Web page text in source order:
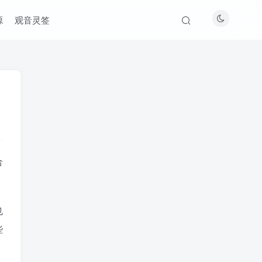
观音灵签